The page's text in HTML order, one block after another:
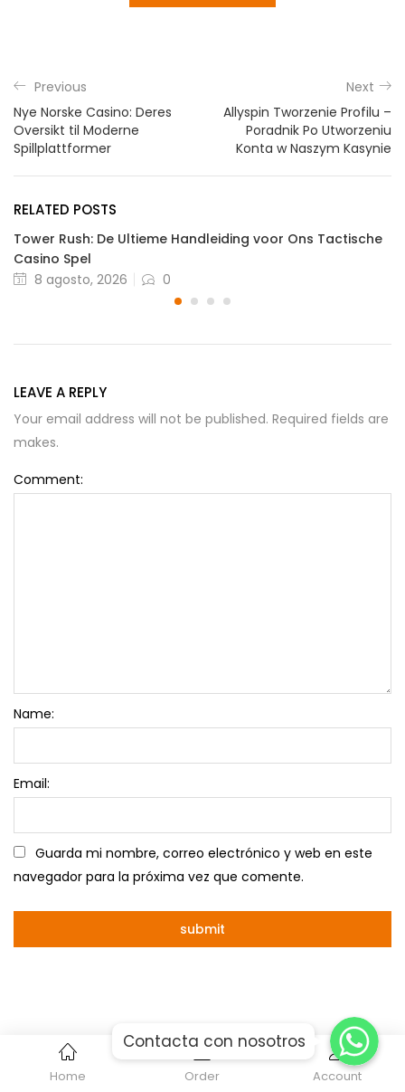
Home Order Account
Previous
Nye Norske Casino: Deres
Oversikt til Moderne
Spillplattformer
Next
Allyspin Tworzenie Profilu –
Poradnik Po Utworzeniu
Konta w Naszym Kasynie
RELATED POSTS
Tower Rush: De Ultieme Handleiding voor Ons Tactische
Casino Spel
Posted
8 agosto, 2026 0
LEAVE A REPLY
Your email address will not be published. Required fields are
makes.
Comment:
Name:
Email:
Guarda mi nombre, correo electrónico y web en este
navegador para la próxima vez que comente.
Whatsapp
Whatsapp
Whatsapp
Contacta con nosotros